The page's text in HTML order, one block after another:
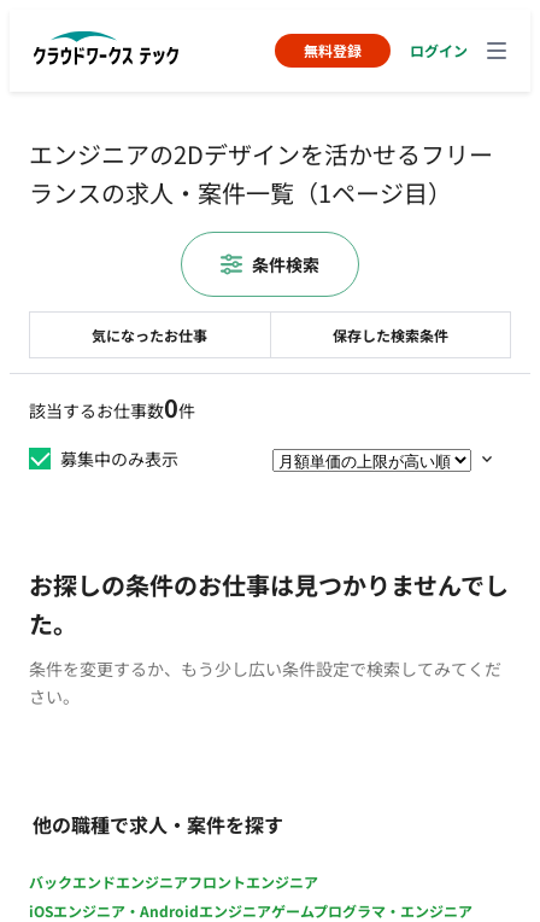
無料登録 ログイン
エンジニアの2Dデザインを活かせるフリー
ランスの求人・案件一覧（1ページ目）
該当するお仕事数0件
募集中のみ表示
お探しの条件のお仕事は見つかりませんでし
た。
条件を変更するか、もう少し広い条件設定で検索してみてくだ
さい。
他の職種で求人・案件を探す
バックエンドエンジニアフロントエンジニア
iOSエンジニア・Androidエンジニアゲームプログラマ・エンジニア
気になったお仕事 保存した検索条件
条件検索